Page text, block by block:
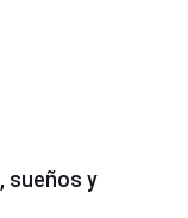
sueños y